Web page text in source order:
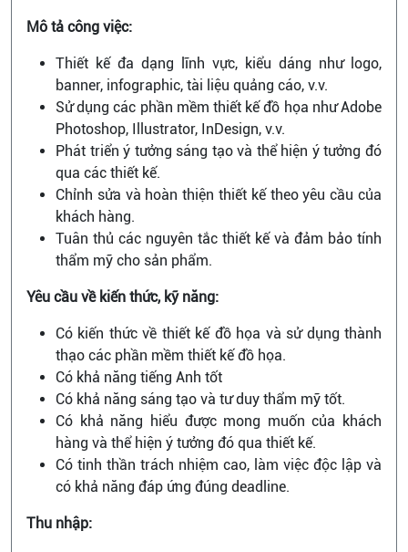
Mô tả công việc:
Thiết kế đa dạng lĩnh vực, kiểu dáng như logo,
banner, infographic, tài liệu quảng cáo, v.v.
Sử dụng các phần mềm thiết kế đồ họa như Adobe
Photoshop, Illustrator, InDesign, v.v.
Phát triển ý tưởng sáng tạo và thể hiện ý tưởng đó
qua các thiết kế.
Chỉnh sửa và hoàn thiện thiết kế theo yêu cầu của
khách hàng.
Tuân thủ các nguyên tắc thiết kế và đảm bảo tính
thẩm mỹ cho sản phẩm.
Yêu cầu về kiến thức, kỹ năng:
Có kiến thức về thiết kế đồ họa và sử dụng thành
thạo các phần mềm thiết kế đồ họa.
Có khả năng tiếng Anh tốt
Có khả năng sáng tạo và tư duy thẩm mỹ tốt.
Có khả năng hiểu được mong muốn của khách
hàng và thể hiện ý tưởng đó qua thiết kế.
Có tinh thần trách nhiệm cao, làm việc độc lập và
có khả năng đáp ứng đúng deadline.
Thu nhập: